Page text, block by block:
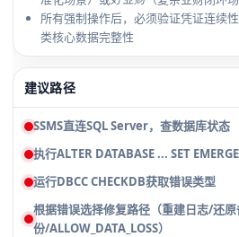
所有强制操作后，必须验证凭证连续
类核心数据完整性
建议路径
SSMS直连SQL Server，查数据库状态
执行ALTER DATABASE ... SET
运行DBCC CHECKDB获取错误类型
根据错误选择修复路径（重建日志/还原
份/ALLOW_DATA_LOSS）